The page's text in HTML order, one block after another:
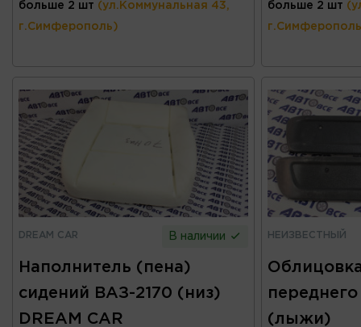
больше 2 шт (ул.Коммунальная 43,
г.Симферополь)
больше 2 шт
DREAM CAR В наличии
Наполнитель (пена)
сидений ВАЗ-2170 (низ)
DREAM CAR
НЕИЗВЕСТНЫЙ
(лыжи)